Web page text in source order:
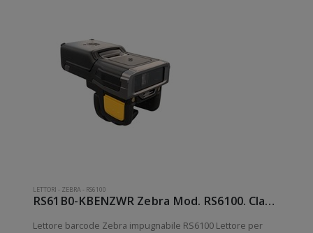
LETTORI - ZEBRA- RS6100
RS61B0-KBENZWR Zebra Mod. RS6100. Classificazione: Impugnabile.
Lettore barcode Zebra impugnabile RS6100 Lettore per